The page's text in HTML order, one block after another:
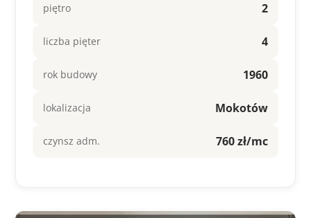
2
piętro
4
liczba pięter
1960
rok budowy
Mokotów
lokalizacja
760 zł/mc
czynsz adm.